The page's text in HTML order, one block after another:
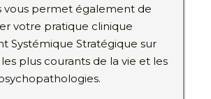
vous permet également de
votre pratique clinique
Systémique Stratégique sur
plus courants de la vie et les